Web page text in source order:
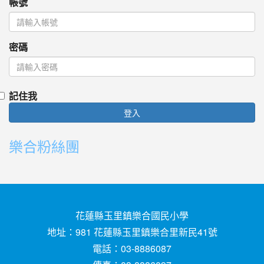
密碼
記住我
登入
樂合粉絲團
花蓮縣玉里鎮樂合國民小學
地址：981 花蓮縣玉里鎮樂合里新民41號
電話：03-8886087